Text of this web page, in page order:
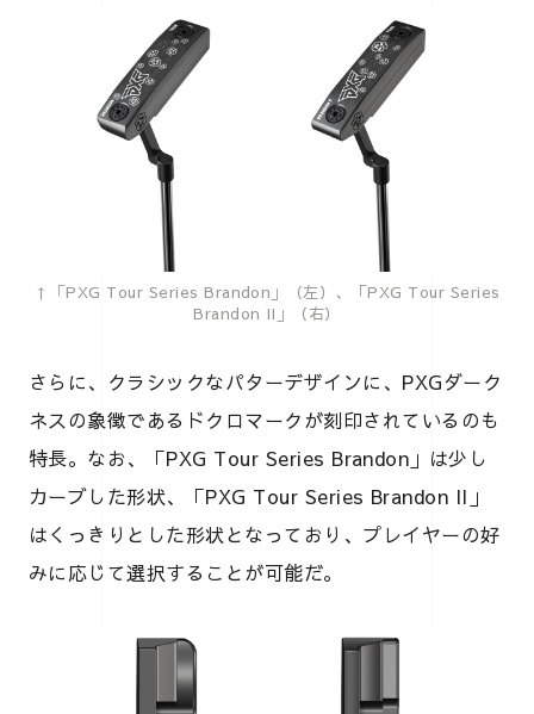
↑「PXG Tour Series Brandon」（左）、「PXG Tour Series
Brandon II」（右）
さらに、クラシックなパターデザインに、PXGダーク
ネスの象徴であるドクロマークが刻印されているのも
特長。なお、「PXG Tour Series Brandon」は少し
カーブした形状、「PXG Tour Series Brandon II」
はくっきりとした形状となっており、プレイヤーの好
みに応じて選択することが可能だ。